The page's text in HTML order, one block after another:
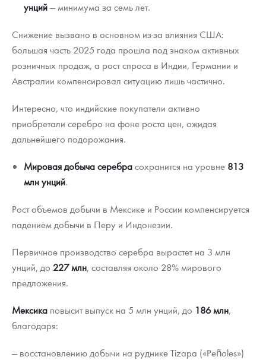
унций— минимума за семь лет.
Снижение вызвано в основном из-за влияния США:
большая часть 2025 года прошла под знаком активных
розничных продаж, а рост спроса в Индии, Германии и
Австралии компенсировал ситуацию лишь частично.
Интересно, что индийские покупатели активно
приобретали серебро на фоне роста цен, ожидая
дальнейшего подорожания.
Мировая добыча серебрасохранится на уровне 813
млн унций.
Рост объемов добычи в Мексике и России компенсируется
падением добычи в Перу и Индонезии.
Первичное производство серебра вырастет на 3 млн
унций, до 227 млн, составляя около 28% мирового
предложения.
Мексика повысит выпуск на 5 млн унций, до 186 млн,
благодаря:
— восстановлению добычи на руднике Tizapa («Peñoles»)